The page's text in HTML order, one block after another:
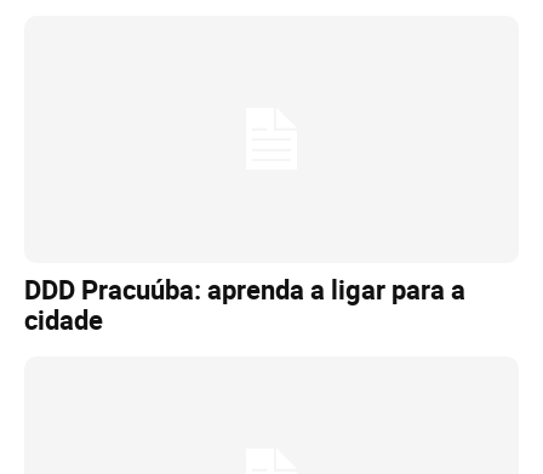
DDD Pracuúba: aprenda a ligar para a
cidade